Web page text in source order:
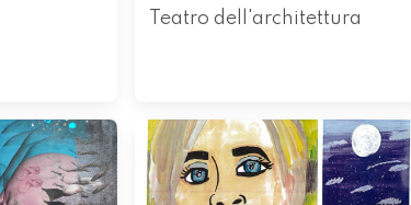
Teatro dell'architettura